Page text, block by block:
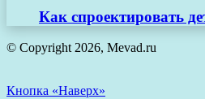
Как спроектировать
© Copyright 2026, Mevad.ru
Кнопка «Наверх»